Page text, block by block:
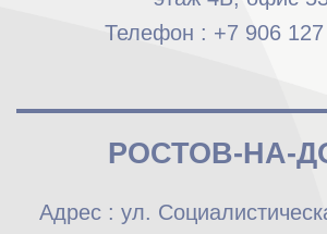
Телефон : +7 906
РОСТОВ-НА-
Адрес : ул.